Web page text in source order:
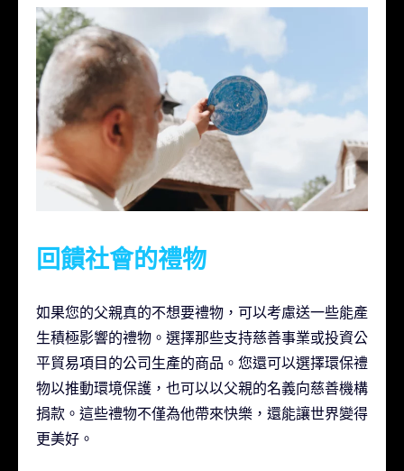
回饋社會的禮物
如果您的父親真的不想要禮物，可以考慮送一些能產
生積極影響的禮物。選擇那些支持慈善事業或投資公
平貿易項目的公司生產的商品。您還可以選擇環保禮
物以推動環境保護，也可以以父親的名義向慈善機構
捐款。這些禮物不僅為他帶來快樂，還能讓世界變得
更美好。